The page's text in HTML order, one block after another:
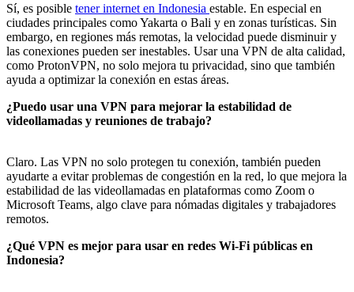
Sí, es posible tener internet en Indonesia estable. En especial en
ciudades principales como Yakarta o Bali y en zonas turísticas. Sin
embargo, en regiones más remotas, la velocidad puede disminuir y
las conexiones pueden ser inestables. Usar una VPN de alta calidad,
como ProtonVPN, no solo mejora tu privacidad, sino que también
ayuda a optimizar la conexión en estas áreas.
¿Puedo usar una VPN para mejorar la estabilidad de
videollamadas y reuniones de trabajo?
Claro. Las VPN no solo protegen tu conexión, también pueden
ayudarte a evitar problemas de congestión en la red, lo que mejora la
estabilidad de las videollamadas en plataformas como Zoom o
Microsoft Teams, algo clave para nómadas digitales y trabajadores
remotos.
¿Qué VPN es mejor para usar en redes Wi-Fi públicas en
Indonesia?